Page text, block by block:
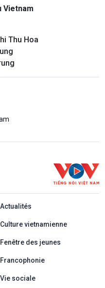
Vietnam
Thu Hoa
Actualités
Culture vietnamienne
Fenêtre des jeunes
Francophonie
Vie sociale